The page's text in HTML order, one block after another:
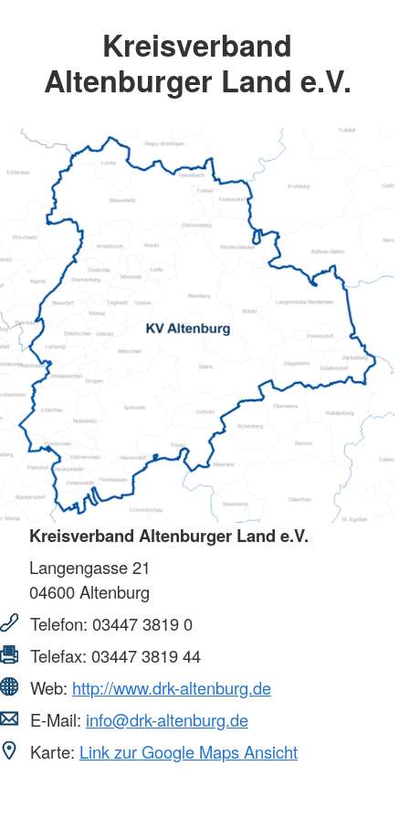
Kreisverband
Altenburger Land e.V.
Kreisverband Altenburger Land e.V.
Langengasse 21
04600Altenburg
Telefon: 03447 3819 0
Telefax: 03447 3819 44
Web: http://www.drk-altenburg.de
E-Mail: info@drk-altenburg.de
Karte: Link zur Google Maps Ansicht